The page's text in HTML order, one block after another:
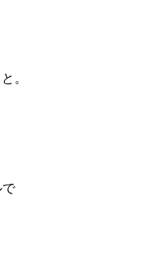
と。